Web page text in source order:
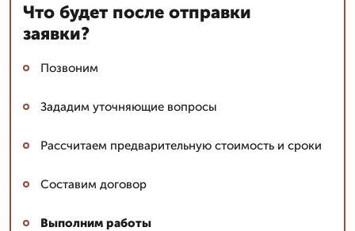
Что будет после отправки
заявки?
Позвоним
Зададим уточняющие вопросы
Рассчитаем предварительную стоимость и сроки
Составим договор
Выполним работы